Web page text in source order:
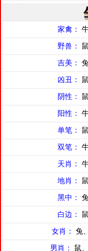
家禽：
野兽：
吉美：
凶丑：
阴性：
阳性：
单笔：
双笔：
天肖：
地肖：
黑中：
白边：
女肖： 兔
男肖： 鼠